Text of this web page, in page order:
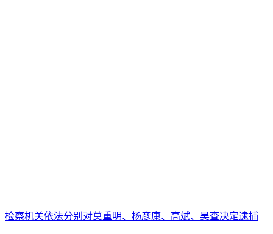
检察机关依法分别对莫重明、杨彦康、高斌、吴查决定逮捕